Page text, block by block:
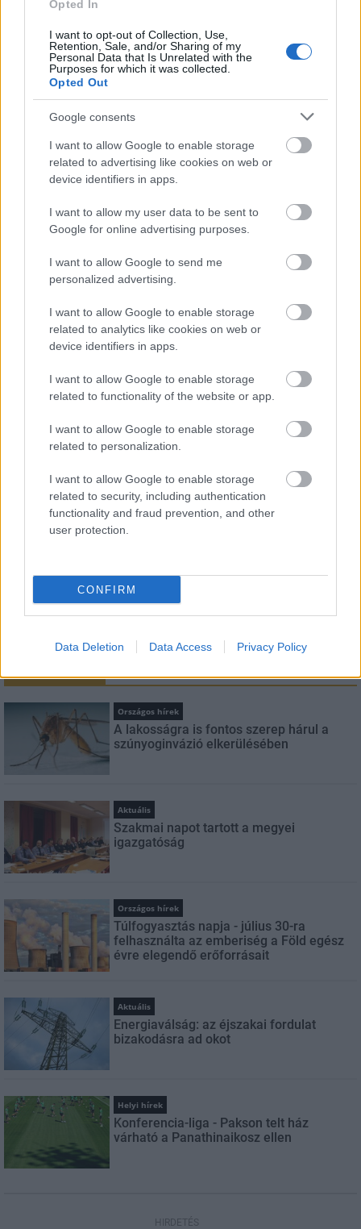
Opted In
I want to opt-out of Collection, Use,
Retention, Sale, and/or Sharing of my
Personal Data that Is Unrelated with the
Purposes for which it was collected.
Opted Out
Google consents
I want to allow Google to enable storage
related to advertising like cookies on web or
device identifiers in apps.
I want to allow my user data to be sent to
Google for online advertising purposes.
I want to allow Google to send me
personalized advertising.
I want to allow Google to enable storage
related to analytics like cookies on web or
device identifiers in apps.
I want to allow Google to enable storage
related to functionality of the website or app.
I want to allow Google to enable storage
related to personalization.
I want to allow Google to enable storage
related to security, including authentication
functionality and fraud prevention, and other
user protection.
CONFIRM
Data Deletion Data Access Privacy Policy
múlt Bicske vízellátása
Épített öröksége megújításával is készül
Mohács a csata ötszázadik
A tengerfenék alatt négy óriáskábellel
Franciaország villamosenergia-
hálózatát
Még több zöld, még több virág és új
játszótér Debrecen egyik legfontosabb
terén
HÍRLEVÉL
E-mail cím
szabályzatot!
FELIRATKOZÁS
LEGNÉZETTEBB
Országos hírek
A lakosságra is fontos szerep hárul a
szúnyoginvázió elkerülésében
Aktuális
Szakmai napot tartott a megyei
igazgatóság
Országos hírek
Túlfogyasztás napja - július 30-ra
felhasználta az emberiség a Föld egész
évre elegendő erőforrásait
Aktuális
Energiaválság: az éjszakai fordulat
bizakodásra ad okot
Helyi hírek
Konferencia-liga - Pakson telt ház
várható a Panathinaikosz ellen
HIRDETÉS